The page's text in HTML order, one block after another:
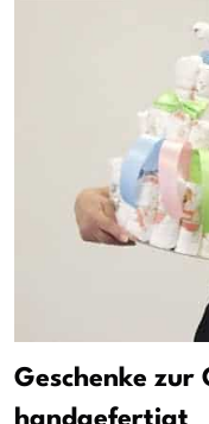
Geschenke zur